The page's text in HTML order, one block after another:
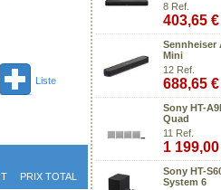
Liste
PRIX TOTAL
8 Ref.
403,65 €
Sennheiser
Mini
12 Ref.
688,65 €
Sony HT-
Quad
11 Ref.
1
Sony HT-
System 6